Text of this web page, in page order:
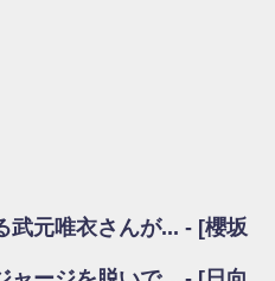
】富田鈴花1st写真集、発売記念記者
46】河田陽菜卒業の影響、ガチでデ
武元唯衣さんが... - [櫻坂